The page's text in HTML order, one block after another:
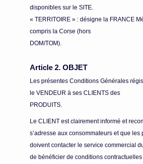
disponibles sur le SITE.
« TERRITOIRE » : désigne la FRANCE
compris la Corse (hors
DOM/TOM).
Article 2. OBJET
Les présentes Conditions Générales
le VENDEUR à ses CLIENTS des
PRODUITS.
Le CLIENT est clairement informé et
s’adresse aux consommateurs et que les
doivent contacter le service commercial
de bénéficier de conditions